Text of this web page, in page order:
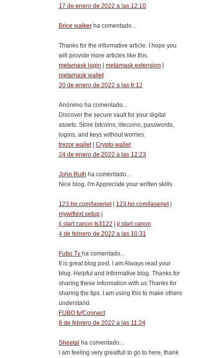
17 de enero de 2022 a las 12:10
Brice walker ha comentado...
Thanks for the informative article. I hope you
will provide more articles like this.
metamask login | metamask extension |
metamask wallet
20 de enero de 2022 a las 6:12
Anónimo ha comentado...
Discover the secure vault for your digital
assets. Store bitcoins, litecoins, passwords,
logins, and keys without worries.
trezor wallet| Crypto wallet
24 de enero de 2022 a las 12:23
John Ruth ha comentado...
Nice blog. I'm Appreciate your written skills.
123.hp.com/laserjet| 123.hp.com/laserjet|
mywifiext setup |
ij.start.canon ts3122 | ij.start.canon
4 de febrero de 2022 a las 10:31
Fubo Tv ha comentado...
It is great blog post. I am Always read your
blog. Helpful and Informative blog. Thanks for
sharing these information with us.Thanks for
sharing the tips. I am using this to make others
understand.
FUBO tv/Connect
8 de febrero de 2022 a las 11:24
Sheetal ha comentado...
I am feeling very greatfull to go to here, thank